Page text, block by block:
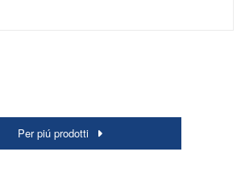
Per piú prodotti